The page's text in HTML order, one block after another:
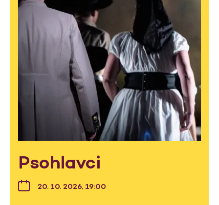
Psohlavci
20. 10. 2026, 19:00